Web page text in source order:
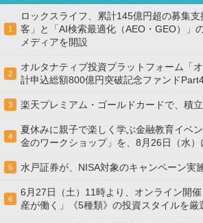
1
ロックスライフ、累計145億円超の募集
客」と「AI検索最適化（AEO・GEO）」
メディアを開設
2
オルタナティブ投資プラットフォーム「
計申込総額800億円突破記念ファンド
3 楽天プレミアム・ゴールドカードで、積
4
夏休みに親子で楽しく学ぶ金融教育イベ
金のワークショップ」を、8月26日（水）
5 水戸証券が、NISA対象のキャンペーン実
6
6月27日（土）11時より、オンライン開
産が働く」《5種類》の投資スタイルを厳